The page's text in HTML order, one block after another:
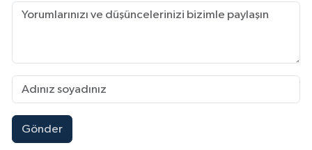
Gönder